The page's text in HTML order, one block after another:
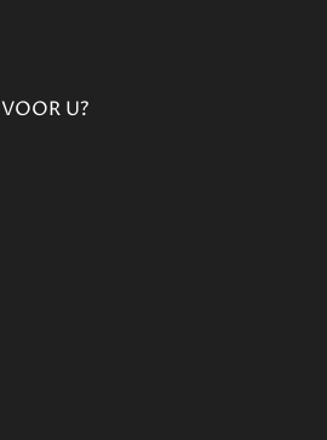
VOOR U?